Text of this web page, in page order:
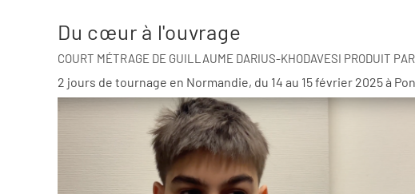
Du cœur à l'ouvrage
COURT MÉTRAGE DE GUILLAUME DARIUS-KHODAVESI PRODUIT
2 jours de tournage en Normandie, du 14 au 15 février 2025 à